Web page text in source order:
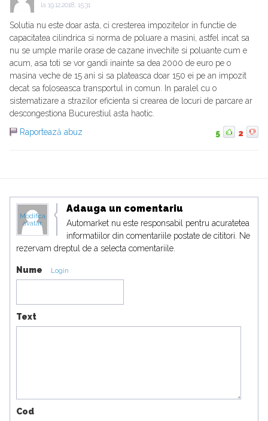
la 19.12.2018, 15:31
Solutia nu este doar asta, ci cresterea impozitelor in functie de
capacitatea cilindrica si norma de poluare a masini, astfel incat sa
nu se umple marile orase de cazane invechite si poluante cum e
acum, asa toti se vor gandi inainte sa dea 2000 de euro pe o
masina veche de 15 ani si sa plateasca doar 150 ei pe an impozit
decat sa foloseasca transportul in comun. In paralel cu o
sistematizare a strazilor eficienta si crearea de locuri de parcare ar
descongestiona Bucurestiul asta haotic.
Raportează abuz
5 2
Modifica
avatar
Adauga un comentariu
Automarket nu este responsabil pentru acuratetea
informatiilor din comentariile postate de cititori. Ne
rezervam dreptul de a selecta comentariile.
Nume Login
Text
Cod